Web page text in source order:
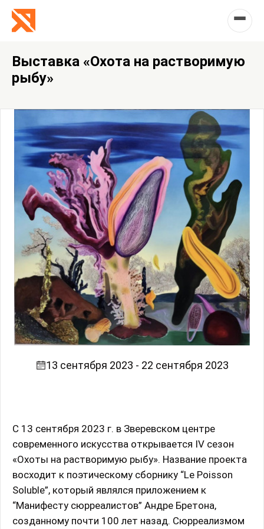
Выставка «Охота на растворимую
рыбу»
13 сентября 2023 - 22 сентября 2023
С 13 сентября 2023 г. в Зверевском центре
современного искусства открывается IV сезон
«Охоты на растворимую рыбу». Название проекта
восходит к поэтическому сборнику “Le Poisson
Soluble”, который являлся приложением к
“Манифесту сюрреалистов” Андре Бретона,
созданному почти 100 лет назад. Сюрреализмом